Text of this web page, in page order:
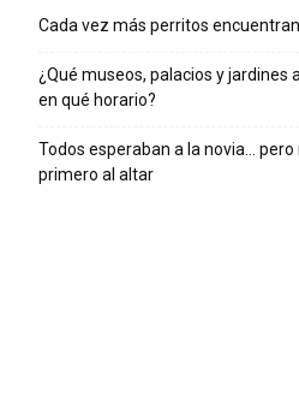
Cada vez más perritos
¿Qué museos, palacios y jardines
en qué horario?
Todos esperaban a la novia…
primero al altar